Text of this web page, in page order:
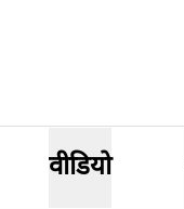
वीडियो